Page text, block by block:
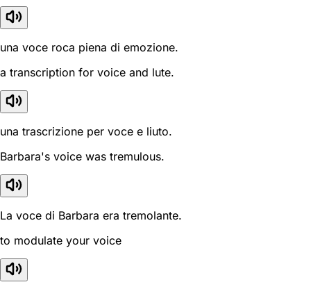
una voce roca piena di emozione.
a transcription for voice and lute.
una trascrizione per voce e liuto.
Barbara's voice was tremulous.
La voce di Barbara era tremolante.
to modulate your voice